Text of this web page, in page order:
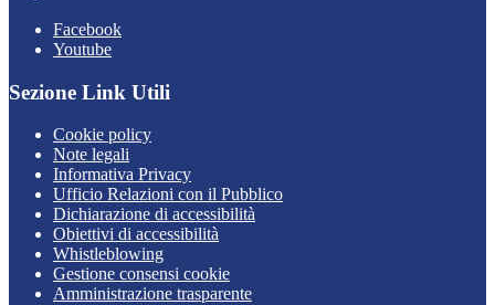
Facebook
Youtube
Sezione Link Utili
Cookie policy
Note legali
Informativa Privacy
Ufficio Relazioni con il Pubblico
Dichiarazione di accessibilità
Obiettivi di accessibilità
Whistleblowing
Gestione consensi cookie
Amministrazione trasparente